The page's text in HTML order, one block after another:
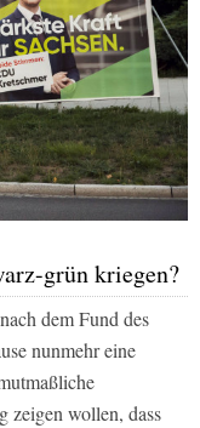
grün kriegen?
dem Fund des
nunmehr eine
zeigen wollen, dass